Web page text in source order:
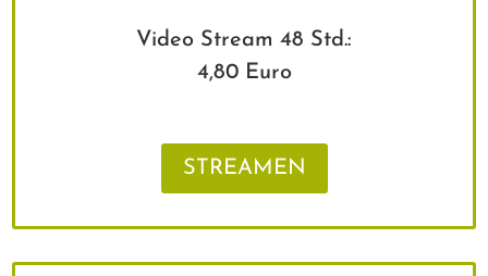
Video Stream 48 Std.:
4,80 Euro
STREAMEN